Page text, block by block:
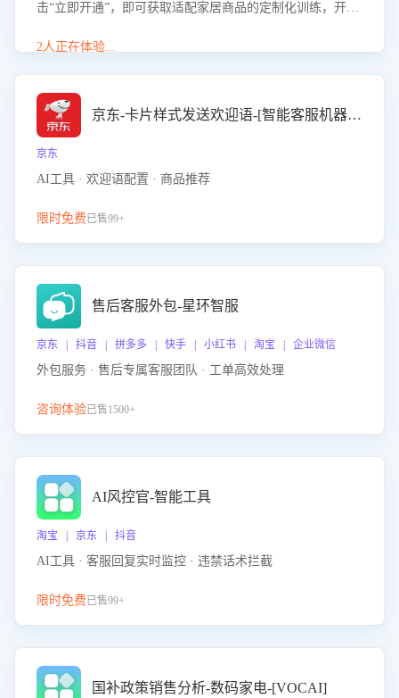
击“立即开通”，即可获取适配家居商品的定制化训练，开启
能、尺寸参数咨询等高频场景下的专业应对能力。
2人正在体验...
京东-卡片样式发送欢迎语-[智能客服机器人]
京东
AI工具 · 欢迎语配置 · 商品推荐
限时免费已售99+
售后客服外包-星环智服
京东 | 抖音 | 拼多多 | 快手 | 小红书 | 淘宝 | 企业微信
外包服务 · 售后专属客服团队 · 工单高效处理
咨询体验已售1500+
AI风控官-智能工具
淘宝 | 京东 | 抖音
AI工具 · 客服回复实时监控 · 违禁话术拦截
限时免费已售99+
国补政策销售分析-数码家电-[VOCAI]